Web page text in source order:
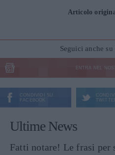
Articolo
Seguici anche
ENTRA NEL
CONDIVIDI SU
FACEBOOK
Ultime News
Fatti notare! Le frasi per